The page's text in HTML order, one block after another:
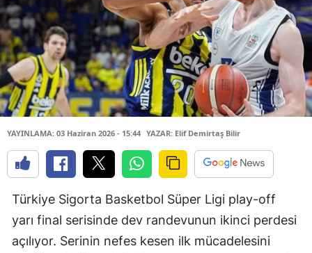
YAYINLAMA: 03 Haziran 2026 - 15:44 YAZAR: Elif Demirtaş Bilir
Türkiye Sigorta Basketbol Süper Ligi play-off
yarı final serisinde dev randevunun ikinci perdesi
açılıyor. Serinin nefes kesen ilk mücadelesini